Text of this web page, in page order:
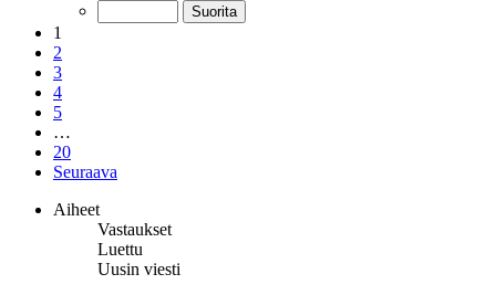
1
2
3
4
5
…
20
Seuraava
Aiheet
Vastaukset
Luettu
Uusin viesti